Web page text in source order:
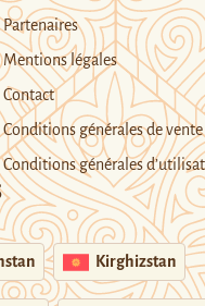
Partenaires
Mentions légales
Contact
Conditions générales de vente
Conditions générales
Kirghizstan